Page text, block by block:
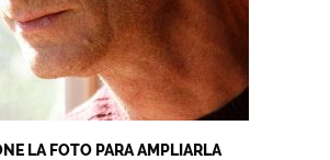
LA FOTO PARA AMPLIARLA